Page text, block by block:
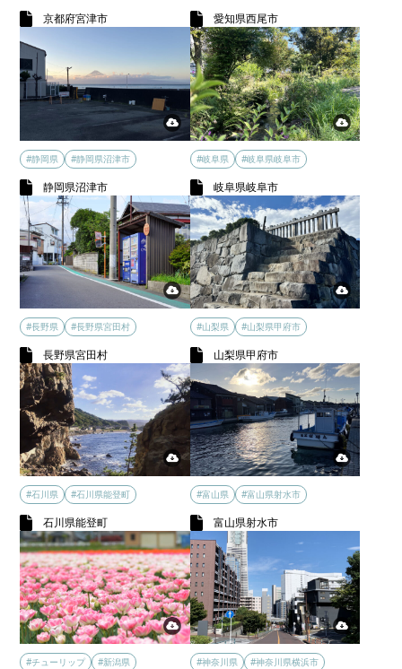
京都府宮津市 愛知県西尾市
#静岡県 #静岡県沼津市
静岡県沼津市
#岐阜県 #岐阜県岐阜市
岐阜県岐阜市
#長野県 #長野県宮田村
長野県宮田村
#山梨県 #山梨県甲府市
山梨県甲府市
#石川県 #石川県能登町
石川県能登町
#富山県 #富山県射水市
富山県射水市
#チューリップ
#新潟県
#神奈川県 #神奈川県横浜市